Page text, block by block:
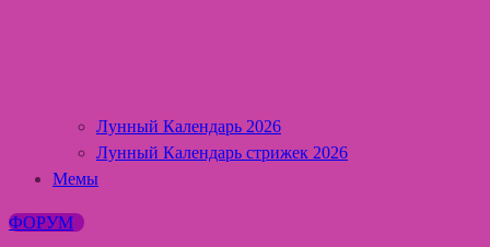
Лунный Календарь 2026
Лунный Календарь стрижек 2026
Мемы
ФОРУМ